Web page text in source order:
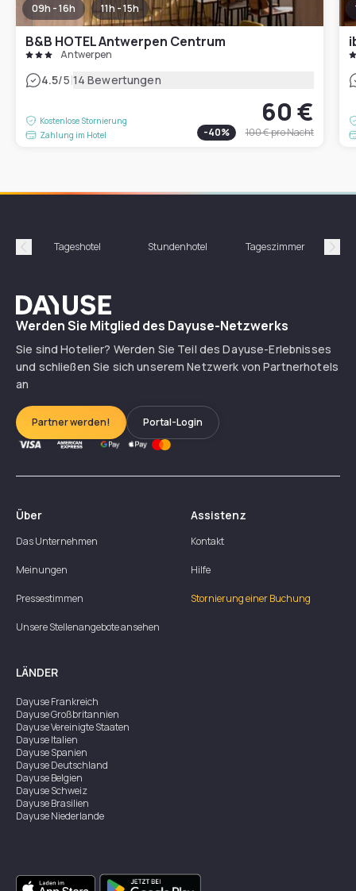
09h - 16h 11h - 15h
B&B HOTEL Antwerpen Centrum
Antwerpen
4.5/5|14 Bewertungen
Kostenlose Stornierung
Zahlung im Hotel
60 €
-40% 100 €pro Nacht
Précédent
Tageshotel Stundenhotel Tageszimmer
Dayuse
Werden Sie Mitglied des Dayuse-Netzwerks
Sie sind Hotelier? Werden Sie Teil des Dayuse-Erlebnisses
und schließen Sie sich unserem Netzwerk von Partnerhotels
an
Partner werden! Portal-Login
Über
Das Unternehmen
Meinungen
Pressestimmen
Unsere Stellenangebote ansehen
Assistenz
Kontakt
Hilfe
Stornierung einer Buchung
LÄNDER
DayuseFrankreich
DayuseGroßbritannien
DayuseVereinigte Staaten
DayuseItalien
DayuseSpanien
DayuseDeutschland
DayuseBelgien
DayuseSchweiz
DayuseBrasilien
DayuseNiederlande
DayuseSingapur